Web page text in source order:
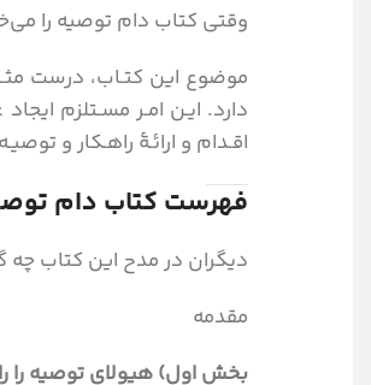
وقتی کتاب دام توصیه را
موضوع این کتـاب، درست
دارد. ایـن امـر مسـتلزم
اقـدام و ارائـۀ راهـکار و
فهرست کتاب دام
دیگران در مدح این کتاب چه
مقدمه
بخش اول) هیولای توصیه‌ را